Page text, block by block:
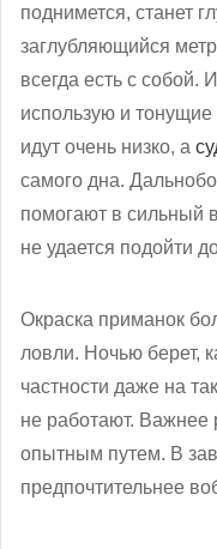
поднимется, станет
заглубляющийся
всегда есть с собой.
использую и
идут очень низко, а
самого дна.
помогают в сильный
не удается подойти
Окраска приманок
ловли. Ночью берет,
частности даже на
не работают.
опытным путем. В
предпочтительнее